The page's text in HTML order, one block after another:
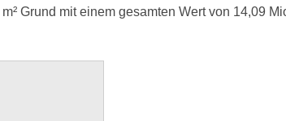
Grund mit einem gesamten Wert von 14,09